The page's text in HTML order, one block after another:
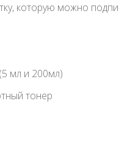
которую можно
мл и 200мл)
тонер